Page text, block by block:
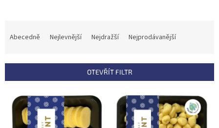
í
Abecedně Nejlevnější Nejdražší Nejprodávanější
OTEVŘÍT FILTR